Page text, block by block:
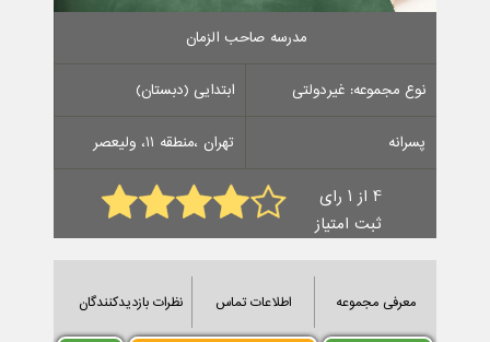
مدرسه صاحب الزمان
نوع مجموعه: غیردولتی ابتدایی (دبستان)
پسرانه تهران ،منطقه 11، ولیعصر
4 از 1 رای
ثبت امتیاز
معرفی مجموعه اطلاعات تماس نظرات بازدیدکنندگان